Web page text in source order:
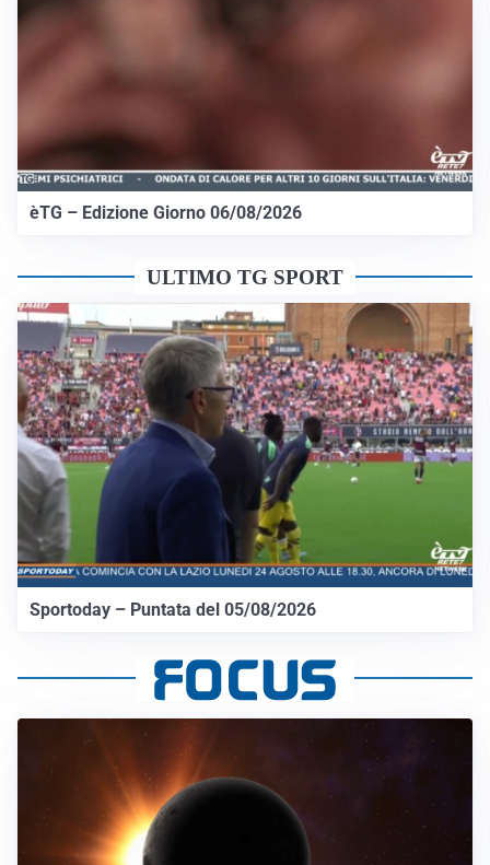
èTG – Edizione Giorno 06/08/2026
ULTIMO TG SPORT
Sportoday – Puntata del 05/08/2026